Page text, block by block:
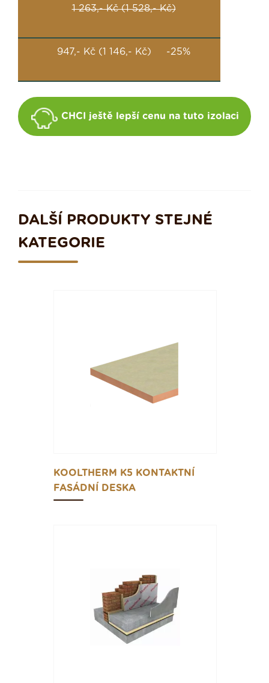
1 263,- Kč (1 528,- Kč)
947,- Kč (1 146,- Kč) -25%
CHCI ještě lepší cenu na tuto izolaci
DALŠÍ PRODUKTY STEJNÉ
KATEGORIE
KOOLTHERM K5 KONTAKTNÍ
FASÁDNÍ DESKA